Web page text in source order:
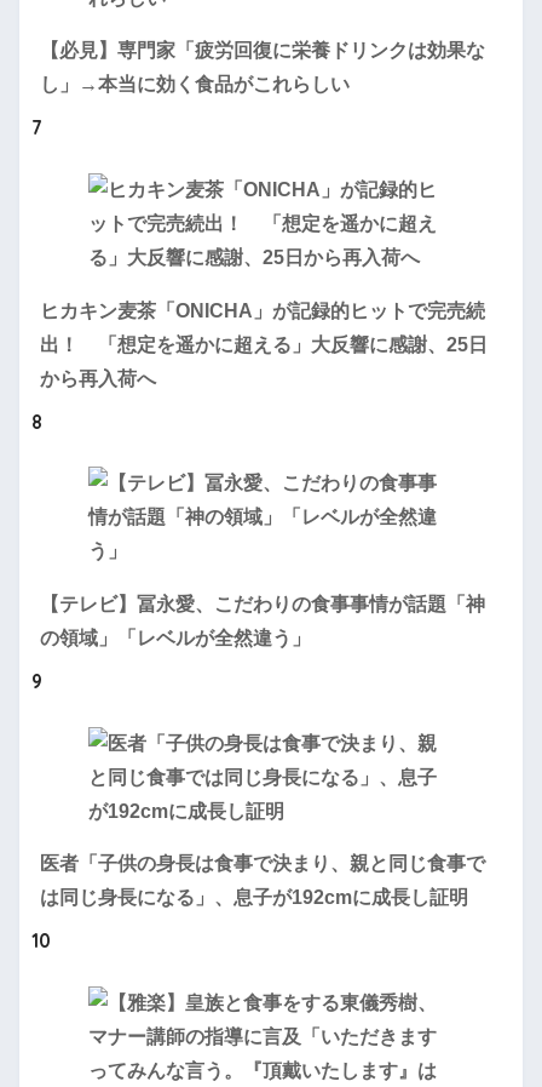
【必見】専門家「疲労回復に栄養ドリンクは効果な
し」→本当に効く食品がこれらしい
7
ヒカキン麦茶「ONICHA」が記録的ヒットで完売続
出！ 「想定を遥かに超える」大反響に感謝、25日
から再入荷へ
8
【テレビ】冨永愛、こだわりの食事事情が話題「神
の領域」「レベルが全然違う」
9
医者「子供の身長は食事で決まり、親と同じ食事で
は同じ身長になる」、息子が192cmに成長し証明
10